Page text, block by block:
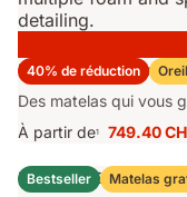
40% de réduction
Matelas Emma
Des matelas qui vous
À partir de1
Prix
749.40
749.40
Bestseller Matelas
Lit Coffre Emma